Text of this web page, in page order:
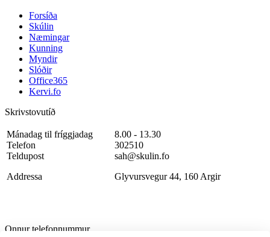
Forsíða
Skúlin
Næmingar
Kunning
Myndir
Slóðir
Office365
Kervi.fo
Skrivstovutíð
Mánadag til fríggjadag
Telefon
Teldupost
Addressa
8.00 - 13.30
302510
sah@skulin.fo
Glyvursvegur 44, 160 Argir
Onnur telefonnummur